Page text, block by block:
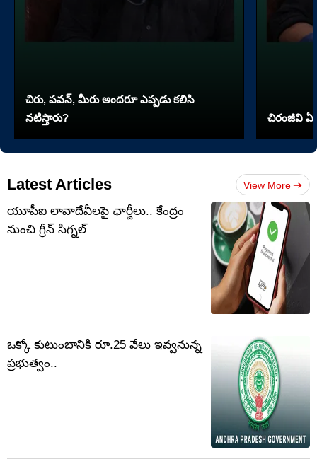
చిరు, పవన్, మీరు అందరూ ఎప్పడు కలిసి
నటిస్తారు?
చిరంజీవి ఏ
Latest Articles View More
యూపీఐ లావాదేవీలపై ఛార్జీలు.. కేంద్రం
నుంచి గ్రీన్ సిగ్నల్
ఒక్కో కుటుంబానికి రూ.25 వేలు ఇవ్వనున్న
ప్రభుత్వం..